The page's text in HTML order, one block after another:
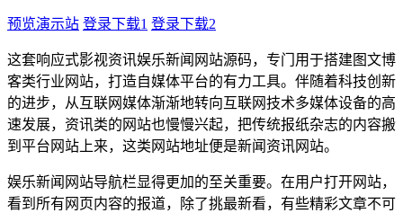
预览演示站 登录下载1 登录下载2
这套响应式影视资讯娱乐新闻网站源码，专门用于搭建图文博
客类行业网站，打造自媒体平台的有力工具。伴随着科技创新
的进步，从互联网媒体渐渐地转向互联网技术多媒体设备的高
速发展，资讯类的网站也慢慢兴起，把传统报纸杂志的内容搬
到平台网站上来，这类网站地址便是新闻资讯网站。
娱乐新闻网站导航栏显得更加的至关重要。在用户打开网站，
看到所有网页内容的报道，除了挑最新看，有些精彩文章不可